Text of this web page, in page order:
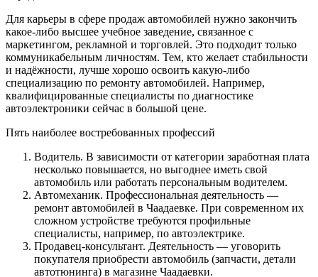
Для карьеры в сфере продаж автомобилей нужно закончить
какое-либо высшее учебное заведение, связанное с
маркетингом, рекламной и торговлей. Это подходит только
коммуникабельным личностям. Тем, кто желает стабильности
и надёжности, лучше хорошо освоить какую-либо
специализацию по ремонту автомобилей. Например,
квалифицированные специалисты по диагностике
автоэлектроники сейчас в большой цене.
Пять наиболее востребованных профессий
Водитель. В зависимости от категории заработная плата
несколько повышается, но выгоднее иметь свой
автомобиль или работать персональным водителем.
Автомеханик. Профессиональная деятельность —
ремонт автомобилей в Чаадаевке. При современном их
сложном устройстве требуются профильные
специалисты, например, по автоэлектрике.
Продавец-консультант. Деятельность — уговорить
покупателя приобрести автомобиль (запчасти, детали
автотюнинга) в магазине Чаадаевки.